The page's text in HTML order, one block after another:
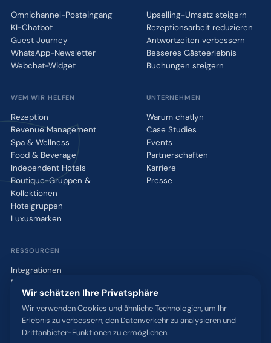
Omnichannel-Posteingang
KI-Chatbot
Guest Journey
WhatsApp-Newsletter
Webchat-Widget
Upselling-Umsatz steigern
Rezeptionsarbeit reduzieren
Antwortzeiten verbessern
Besseres Gästeerlebnis
Buchungen steigern
WEM WIR HELFEN
Rezeption
Revenue Management
Spa & Wellness
Food & Beverage
Independent Hotels
Boutique-Gruppen &
Kollektionen
Hotelgruppen
Luxusmarken
UNTERNEHMEN
Warum chatlyn
Case Studies
Events
Partnerschaften
Karriere
Presse
RESSOURCEN
Integrationen
Blog
Glossar
WhatsApp QR-Tool
Kontakt
Wir schätzen Ihre Privatsphäre
Wir verwenden Cookies und ähnliche Technologien, um Ihr
Erlebnis zu verbessern, den Datenverkehr zu analysieren und
Drittanbieter-Funktionen zu ermöglichen.